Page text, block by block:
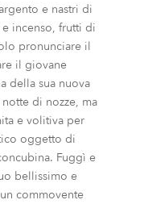
e nastri di
incenso, frutti di
pronunciare il
il giovane
della sua nuova
di nozze, ma
e volitiva per
oggetto di
Fuggì e
bellissimo e
commovente